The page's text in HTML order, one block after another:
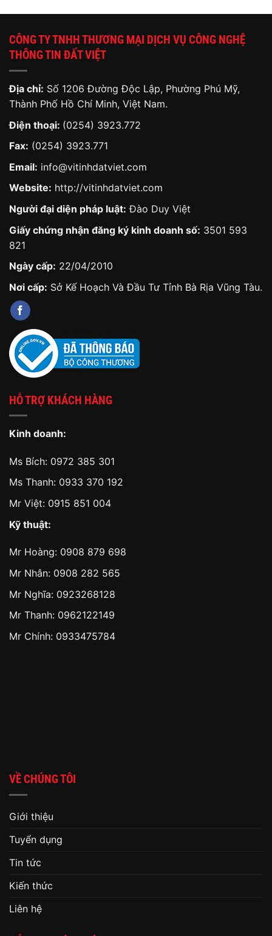
CÔNG TY TNHH THƯƠNG MẠI DỊCH VỤ CÔNG NGHỆ
THÔNG TIN ĐẤT VIỆT
Địa chỉ: Số 1206 Đường Độc Lập, Phường Phú Mỹ,
Thành Phố Hồ Chí Minh, Việt Nam.
Điện thoại: (0254) 3923.772
Fax: (0254) 3923.771
Email: info@vitinhdatviet.com
Website: http://vitinhdatviet.com
Người đại diện pháp luật: Đào Duy Việt
Giấy chứng nhận đăng ký kinh doanh số: 3501 593
821
Ngày cấp: 22/04/2010
Nơi cấp: Sở Kế Hoạch Và Đầu Tư Tỉnh Bà Rịa Vũng Tàu.
HỖ TRỢ KHÁCH HÀNG
Kinh doanh:
Ms Bích: 0972 385 301
Ms Thanh: 0933 370 192
Mr Việt: 0915 851 004
Kỹ thuật:
Mr Hoàng: 0908 879 698
Mr Nhân: 0908 282 565
Mr Nghĩa: 0923268128
Mr Thanh: 0962122149
Mr Chính: 0933475784
VỀ CHÚNG TÔI
Giới thiệu
Tuyển dụng
Tin tức
Kiến thức
Liên hệ